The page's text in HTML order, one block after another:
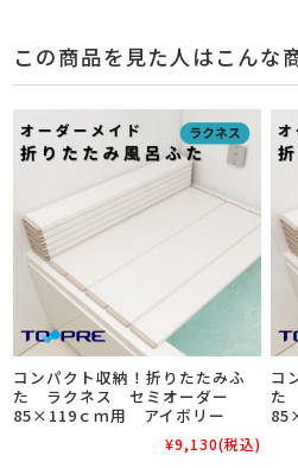
この商品を見た人はこんな
コンパクト収納！折りたたみふ
た ラクネス セミオーダー
85×119ｃｍ用 アイボリー
¥9,130(税込)
コ
た